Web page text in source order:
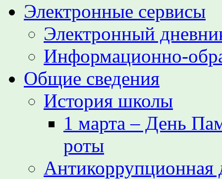
Электронные сервисы
Электронный
Информационно-
Общие сведения
История школы
1 марта – День
роты
Антикоррупционная